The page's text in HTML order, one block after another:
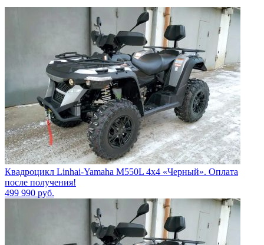
Квадроцикл Linhai-Yamaha M550L 4x4 «Черный». Оплата
после получения!
499 990 руб.